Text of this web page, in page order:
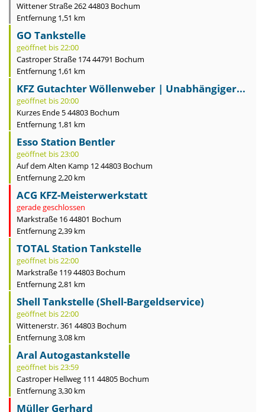
Wittener Straße 262 44803 Bochum
Entfernung 1,51 km
GO Tankstelle
geöffnet bis 22:00
Castroper Straße 174 44791 Bochum
Entfernung 1,61 km
KFZ Gutachter Wöllenweber | Unabhängiger...
geöffnet bis 20:00
Kurzes Ende 5 44803 Bochum
Entfernung 1,81 km
Esso Station Bentler
geöffnet bis 23:00
Auf dem Alten Kamp 12 44803 Bochum
Entfernung 2,20 km
ACG KFZ-Meisterwerkstatt
gerade geschlossen
Markstraße 16 44801 Bochum
Entfernung 2,39 km
TOTAL Station Tankstelle
geöffnet bis 22:00
Markstraße 119 44803 Bochum
Entfernung 2,81 km
Shell Tankstelle (Shell-Bargeldservice)
geöffnet bis 22:00
Wittenerstr. 361 44803 Bochum
Entfernung 3,08 km
Aral Autogastankstelle
geöffnet bis 23:59
Castroper Hellweg 111 44805 Bochum
Entfernung 3,30 km
Müller Gerhard